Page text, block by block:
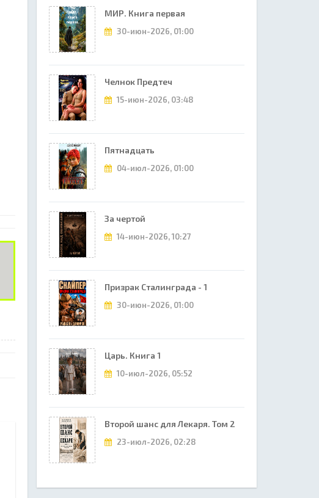
МИР. Книга первая
30-июн-2026, 01:00
Челнок Предтеч
15-июн-2026, 03:48
Пятнадцать
04-июл-2026, 01:00
За чертой
14-июн-2026, 10:27
Призрак Сталинграда - 1
30-июн-2026, 01:00
Царь. Книга 1
10-июл-2026, 05:52
Второй шанс для Лекаря. Том 2
23-июл-2026, 02:28